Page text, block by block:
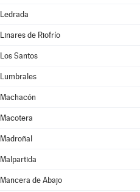
Ledrada
Linares de Riofrío
Los Santos
Lumbrales
Machacón
Macotera
Madroñal
Malpartida
Mancera de Abajo